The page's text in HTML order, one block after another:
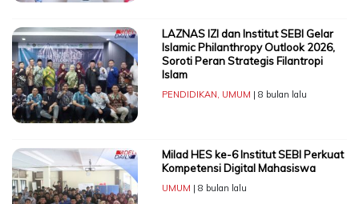
LAZNAS IZI dan Institut SEBI Gelar
Islamic Philanthropy Outlook 2026,
Soroti Peran Strategis Filantropi
Islam
PENDIDIKAN UMUM | 8 bulan lalu
Milad HES ke-6 Institut SEBI Perkuat
Kompetensi Digital Mahasiswa
UMUM | 8 bulan lalu